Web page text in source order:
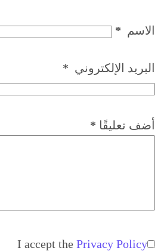
الاسم *
البريد الإلكتروني *
أضف تعليقًا *
I accept the Privacy Policy